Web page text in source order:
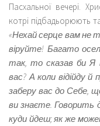
Пасхальної вечері.
котрі підбадьорюють
«Нехай серце вам не
віруйте! Багато
так, то сказав би Я
вас? А коли відійду
заберу вас до Себе,
ви знаєте. Говорить
куди йдеш; як же